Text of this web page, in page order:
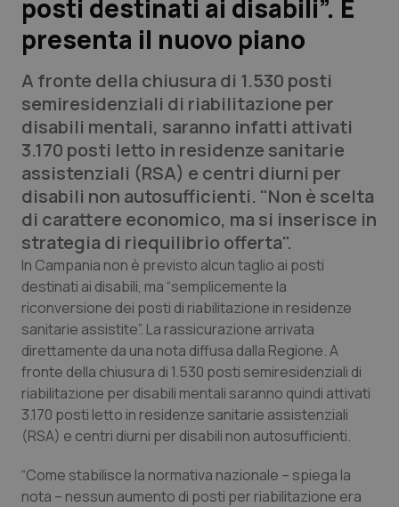
Studi e Analisi
Lettere al direttore
Edizioni Regionali
QS Pro
Professionisti Sanitari.AI
Abruzzo
Basilicata
Calabria
Campania
Emilia-Romagna
Friuli Venezia Giulia
QS Pro Gold
Artrite & artrosi
Asma & BPCO
Car-T
Colesterolo & coronaropatie
Dermatite Atopica
QS Club Newsletter
posti destinati ai disabili”. E
presenta il nuovo piano
A fronte della chiusura di 1.530 posti
semiresidenziali di riabilitazione per
disabili mentali, saranno infatti attivati
3.170 posti letto in residenze sanitarie
assistenziali (RSA) e centri diurni per
disabili non autosufficienti. "Non è scelta
di carattere economico, ma si inserisce in
strategia di riequilibrio offerta".
In Campania non è previsto alcun taglio ai posti
destinati ai disabili, ma “semplicemente la
riconversione dei posti di riabilitazione in residenze
sanitarie assistite”. La rassicurazione arrivata
direttamente da una nota diffusa dalla Regione. A
fronte della chiusura di 1.530 posti semiresidenziali di
riabilitazione per disabili mentali saranno quindi attivati
3.170 posti letto in residenze sanitarie assistenziali
(RSA) e centri diurni per disabili non autosufficienti.
“Come stabilisce la normativa nazionale – spiega la
nota – nessun aumento di posti per riabilitazione era